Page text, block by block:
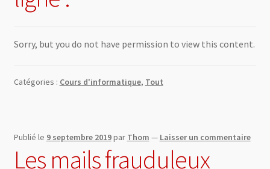
Sorry, but you do not have permission to view this content.
Catégories : Cours d'informatique, Tout
Publié le 9 septembre 2019par Thom — Laisser un commentaire
Les mails frauduleux